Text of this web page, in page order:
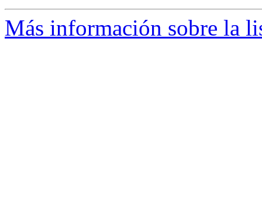
Más información sobre la